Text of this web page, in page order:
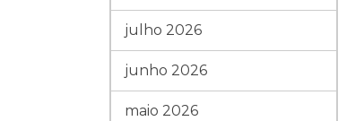
julho 2026
junho 2026
maio 2026